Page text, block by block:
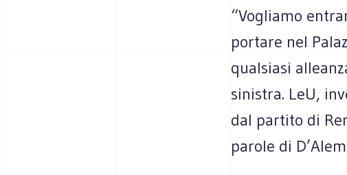
“Vogliamo
portare nel
qualsiasi
sinistra. LeU,
dal partito di
parole di